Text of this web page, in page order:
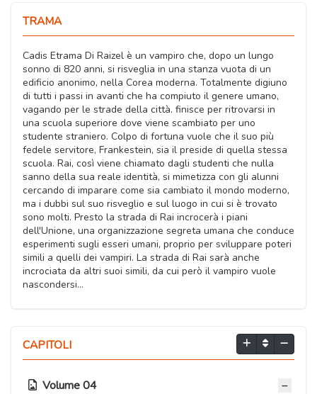
TRAMA
Cadis Etrama Di Raizel è un vampiro che, dopo un lungo
sonno di 820 anni, si risveglia in una stanza vuota di un
edificio anonimo, nella Corea moderna. Totalmente digiuno
di tutti i passi in avanti che ha compiuto il genere umano,
vagando per le strade della città. finisce per ritrovarsi in
una scuola superiore dove viene scambiato per uno
studente straniero. Colpo di fortuna vuole che il suo più
fedele servitore, Frankestein, sia il preside di quella stessa
scuola. Rai, così viene chiamato dagli studenti che nulla
sanno della sua reale identità, si mimetizza con gli alunni
cercando di imparare come sia cambiato il mondo moderno,
ma i dubbi sul suo risveglio e sul luogo in cui si è trovato
sono molti. Presto la strada di Rai incrocerà i piani
dell'Unione, una organizzazione segreta umana che conduce
esperimenti sugli esseri umani, proprio per sviluppare poteri
simili a quelli dei vampiri. La strada di Rai sarà anche
incrociata da altri suoi simili, da cui però il vampiro vuole
nascondersi...
CAPITOLI
Volume 04